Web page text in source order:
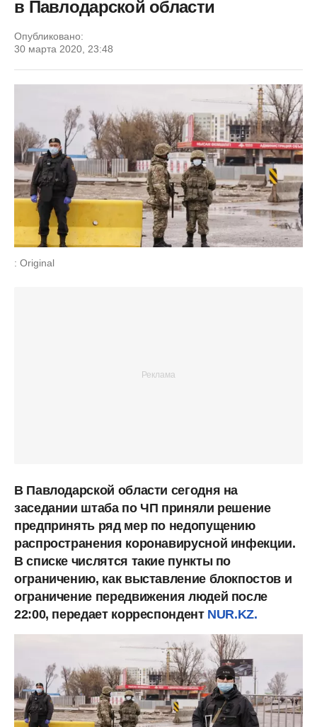
в Павлодарской области
Опубликовано:
30 марта 2020, 23:48
: Original
В Павлодарской области сегодня на
заседании штаба по ЧП приняли решение
предпринять ряд мер по недопущению
распространения коронавирусной инфекции.
В списке числятся такие пункты по
ограничению, как выставление блокпостов и
ограничение передвижения людей после
22:00, передает корреспондентNUR.KZ.